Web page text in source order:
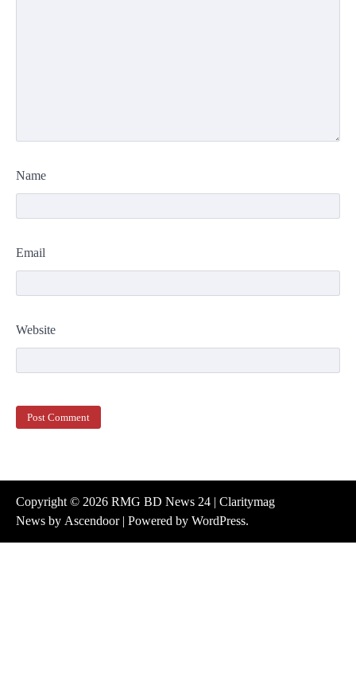
Name
Email
Website
Copyright © 2026 RMG BD News 24 | Claritymag
News by Ascendoor| Powered by WordPress.